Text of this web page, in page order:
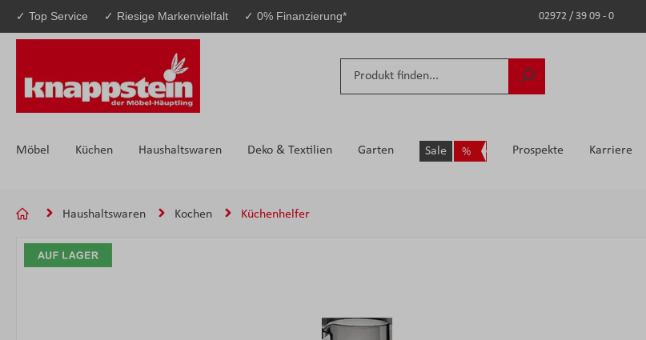
Hauptinhalt springen
Zur Suche springen
Zur Hauptnavigation springen
✓ Top Service ✓ Riesige Markenvielfalt ✓ 0% Finanzierung* 02972 / 39 09 - 0
Möbel Küchen Haushaltswaren Deko & Textilien Garten Sale Prospekte Karriere
Haushaltswaren Kochen Küchenhelfer
Bildergalerie überspringen